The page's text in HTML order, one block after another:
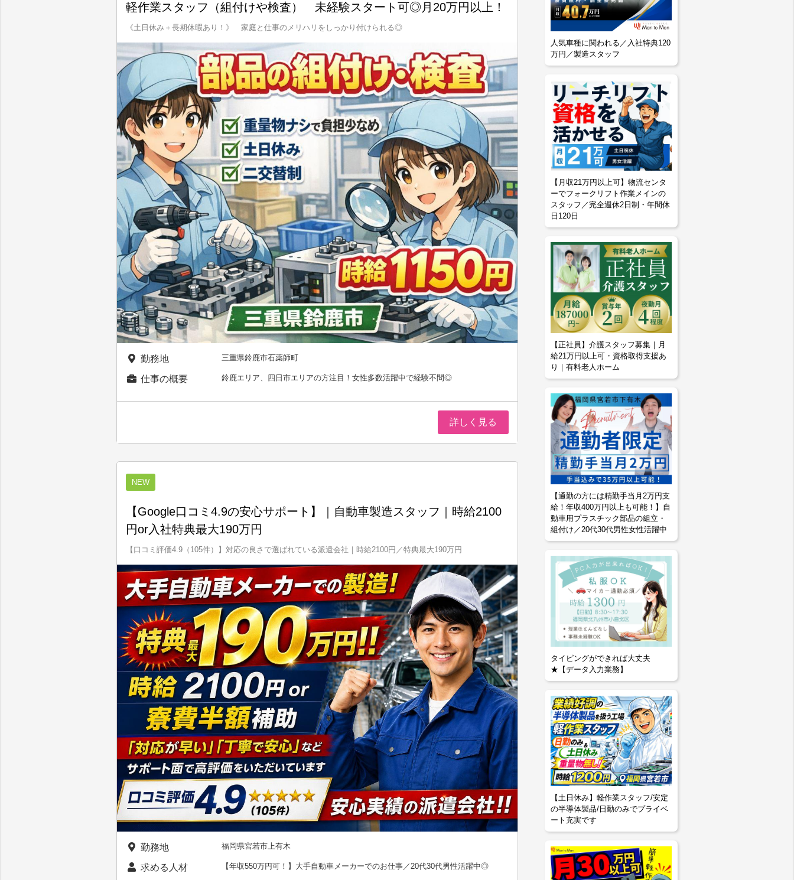
軽作業スタッフ（組付けや検査） 未経験スタート可◎月20万円以上！
《土日休み＋長期休暇あり！》 家庭と仕事のメリハリをしっかり付けられる◎
勤務地 三重県鈴鹿市石薬師町
仕事の概要 鈴鹿エリア、四日市エリアの方注目！女性多数活躍中で経験不問◎
詳しく見る
NEW
【Google口コミ4.9の安心サポート】｜自動車製造スタッフ｜時給2100
円or入社特典最大190万円
【口コミ評価4.9（105件）】対応の良さで選ばれている派遣会社｜時給2100円／特典最大190万円
勤務地 福岡県宮若市上有木
求める人材 【年収550万円可！】大手自動車メーカーでのお仕事／20代30代男性活躍中◎
人気車種に関われる／入社特典120
万円／製造スタッフ
【月収21万円以上可】物流センタ
ーでフォークリフト作業メインの
スタッフ／完全週休2日制・年間休
日120日
【正社員】介護スタッフ募集｜月
給21万円以上可・資格取得支援あ
り｜有料老人ホーム
【通勤の方には精勤手当月2万円支
給！年収400万円以上も可能！】自
動車用プラスチック部品の組立・
組付け／20代30代男性女性活躍中
タイピングができれば大丈夫
★【データ入力業務】
【土日休み】軽作業スタッフ/安定
の半導体製品/日勤のみでプライベ
ート充実です